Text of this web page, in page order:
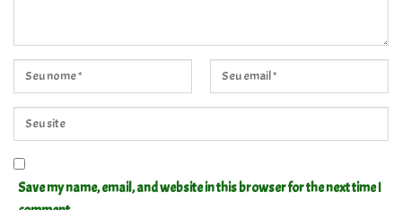
Save my name, email, and website in this browser for the next time I